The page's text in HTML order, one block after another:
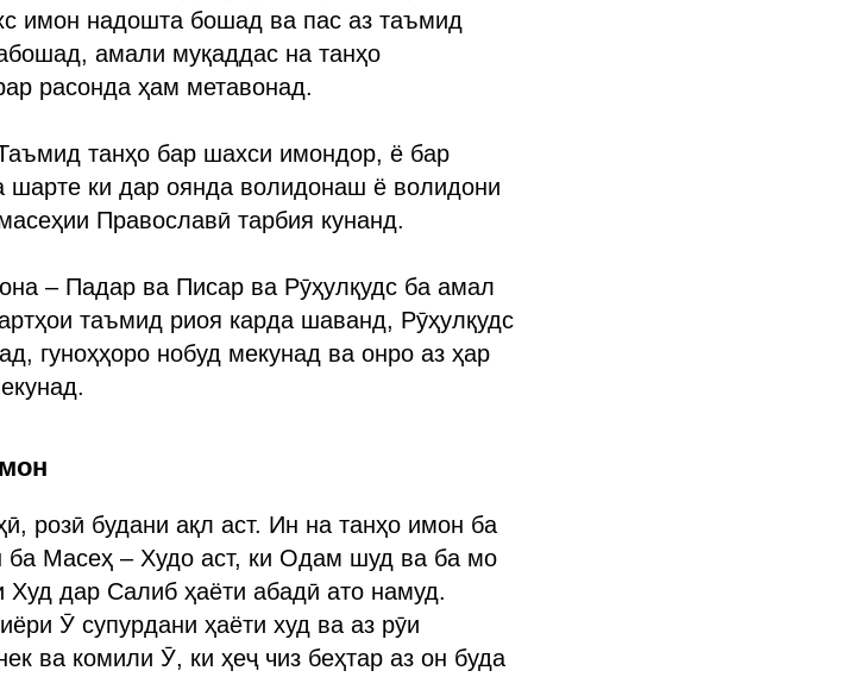
имон надошта бошад ва пас аз таъмид
амали муқаддас на танҳо
расонда ҳам метавонад.
танҳо бар шахси имондор, ё бар
ки дар оянда волидонаш ё волидони
Православӣ тарбия кунанд.
– Падар ва Писар ва Рӯҳулқудс ба амал
таъмид риоя карда шаванд, Рӯҳулқудс
гуноҳҳоро нобуд мекунад ва онро аз ҳар
розӣ будани ақл аст. Ин на танҳо имон ба
ба Масеҳ – Худо аст, ки Одам шуд ва ба мо
Худ дар Салиб ҳаёти абадӣ ато намуд.
Ӯ супурдани ҳаёти худ ва аз рӯи
ва комили Ӯ, ки ҳеҷ чиз беҳтар аз он буда